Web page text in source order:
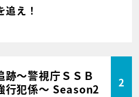
え！
跡～警視庁ＳＳＢ
行犯係～ Season2
2